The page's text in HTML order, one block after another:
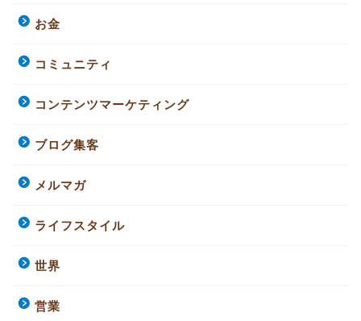
お金
コミュニティ
コンテンツマーケティング
ブログ集客
メルマガ
ライフスタイル
世界
営業